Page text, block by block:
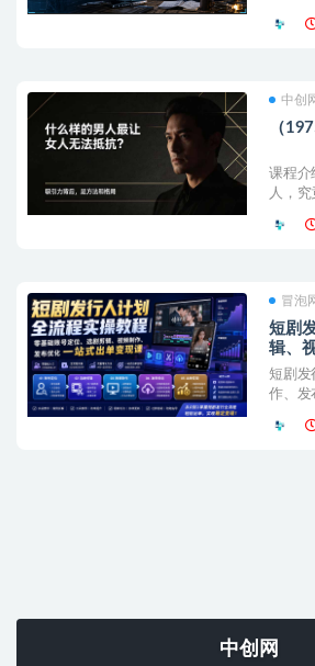
中创
（
课程介
人，
冒泡
短剧
辑、
短剧发
作、发
中创网